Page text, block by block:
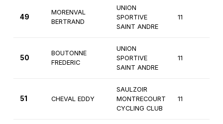
49
MORENVAL
BERTRAND
UNION
SPORTIVE
SAINT ANDRE
11
50
BOUTONNE
FREDERIC
UNION
SPORTIVE
SAINT ANDRE
11
51 CHEVAL EDDY
SAULZOIR
MONTRECOURT
CYCLING CLUB
11